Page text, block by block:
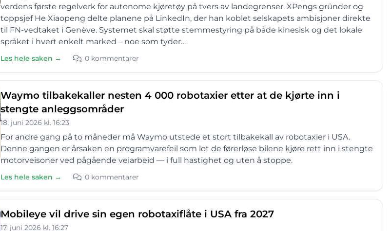
verdens første regelverk for autonome kjøretøy på tvers av landegrenser. XPengs gründer og
toppsjef He Xiaopeng delte planene på LinkedIn, der han koblet selskapets ambisjoner direkte
til FN-vedtaket i Genève. Systemet skal støtte stemmestyring på både kinesisk og det lokale
språket i hvert enkelt marked – noe som tyder…
Les hele saken → 0 kommentarer
Waymo tilbakekaller nesten 4 000 robotaxier etter at de kjørte inn i
stengte anleggsområder
18. juni 2026 kl. 16:23
For andre gang på to måneder må Waymo utstede et stort tilbakekall av robotaxier i USA.
Denne gangen er årsaken en programvarefeil som lot de førerløse bilene kjøre rett inn i stengte
motorveisoner ved pågående veiarbeid — i full hastighet og uten å stoppe.
Les hele saken → 0 kommentarer
Mobileye vil drive sin egen robotaxiflåte i USA fra 2027
17. juni 2026 kl. 16:27